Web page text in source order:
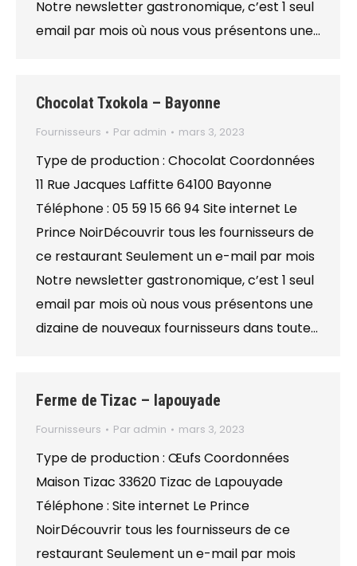
Notre newsletter gastronomique, c’est 1 seul
email par mois où nous vous présentons une…
Chocolat Txokola – Bayonne
Fournisseurs Par admin mars 3, 2023
Type de production : Chocolat Coordonnées
11 Rue Jacques Laffitte 64100 Bayonne
Téléphone : 05 59 15 66 94 Site internet Le
Prince NoirDécouvrir tous les fournisseurs de
ce restaurant Seulement un e-mail par mois
Notre newsletter gastronomique, c’est 1 seul
email par mois où nous vous présentons une
dizaine de nouveaux fournisseurs dans toute…
Ferme de Tizac – lapouyade
Fournisseurs Par admin mars 3, 2023
Type de production : Œufs Coordonnées
Maison Tizac 33620 Tizac de Lapouyade
Téléphone : Site internet Le Prince
NoirDécouvrir tous les fournisseurs de ce
restaurant Seulement un e-mail par mois